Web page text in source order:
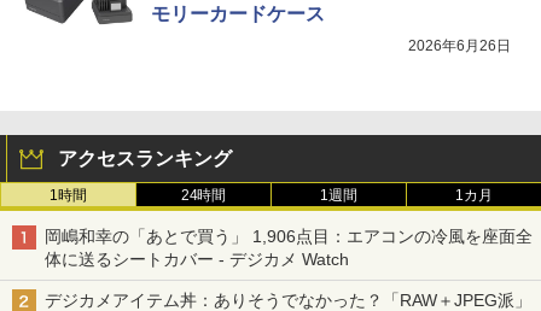
モリーカードケース
2026年6月26日
アクセスランキング
1時間 24時間 1週間 1カ月
岡嶋和幸の「あとで買う」 1,906点目：エアコンの冷風を座面全
体に送るシートカバー - デジカメ Watch
デジカメアイテム丼：ありそうでなかった？「RAW＋JPEG派」